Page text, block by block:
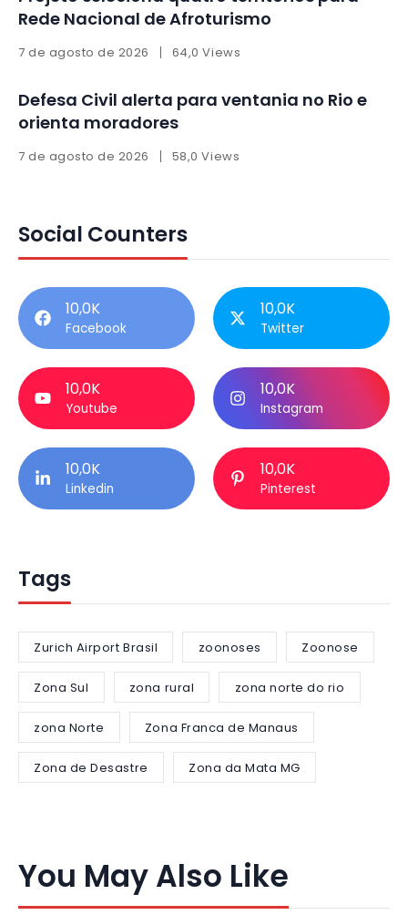
Rede Nacional de Afroturismo
7 de agosto de 2026 64,0 Views
Defesa Civil alerta para ventania no Rio e
orienta moradores
7 de agosto de 2026 58,0 Views
Social Counters
10,0K
Facebook
10,0K
Twitter
10,0K
Youtube
10,0K
Instagram
10,0K
Linkedin
10,0K
Pinterest
Tags
Zurich Airport Brasil zoonoses Zoonose
Zona Sul zona rural zona norte do rio
zona Norte Zona Franca de Manaus
Zona de Desastre Zona da Mata MG
You May Also Like